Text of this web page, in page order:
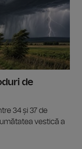
de
34 și 37 de
vestică a